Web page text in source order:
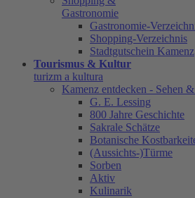
Gastronomie
Gastronomie-
Shopping-Verzeichnis
Stadtgutschein Kamenz
Tourismus & Kultur
turizm a kultura
Kamenz entdecken - Sehen
G. E. Lessing
800 Jahre Geschichte
Sakrale Schätze
Botanische
(Aussichts-)Türme
Sorben
Aktiv
Kulinarik